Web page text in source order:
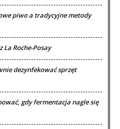
piwo a tradycyjne metody
La Roche-Posay
dezynfekować sprzęt
gdy fermentacja nagle się